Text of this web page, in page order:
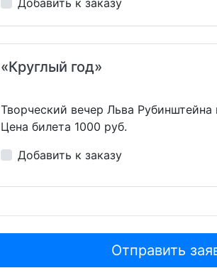
Добавить к заказу
«Круглый год»
Творческий вечер Льва
Цена билета 1000 руб.
Добавить к заказу
Отправить